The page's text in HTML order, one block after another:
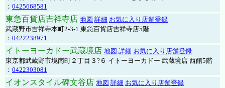
： 0425668581
東急百貨店吉祥寺店 地図 詳細 お気に入り店舗登録
武蔵野市吉祥寺本町2-3-1 東急百貨店吉祥寺店5階
： 0422238971
イトーヨーカドー武蔵境店 地図 詳細 お気に入り店舗登録
東京都武蔵野市境南町２丁目３?６ イトーヨーカドー 武蔵境店 西館5階
： 0422303081
イオンスタイル碑文谷店 地図 詳細 お気に入り店舗登録